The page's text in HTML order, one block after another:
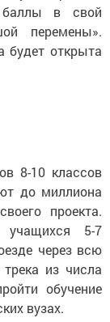
баллы в свой
перемены».
будет открыта
8-10 классов
до миллиона
проекта.
5-7
через всю
из числа
обучение
вузах.